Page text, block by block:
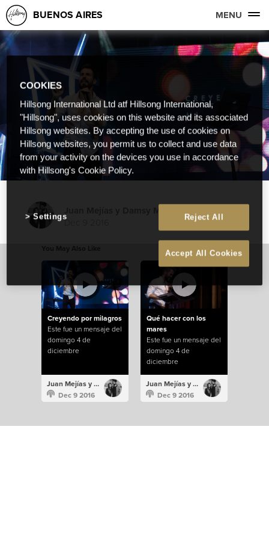
BUENOS AIRES MENU
Dec 9 2016
Creyendo por milagros
Este fue un mensaje del
domingo 4 de
diciembre
Juan Mejías y Damsy Mich
Dec 9 2016
Qué hacer con los
mares
Este fue un mensaje del
domingo 4 de
diciembre
Juan Mejías y Damsy Mich
Dec 9 2016
COOKIES
Hillsong International Ltd atf Hillsong International,
"Hillsong", uses cookies on this website and its associated
Hillsong websites. By accepting the use of cookies on
Hillsong websites, you permit us to collect and use data
from your activity on the devices you use in accordance
with Hillsong's Cookie Policy.
Reject All
Accept All Cookies
Settings